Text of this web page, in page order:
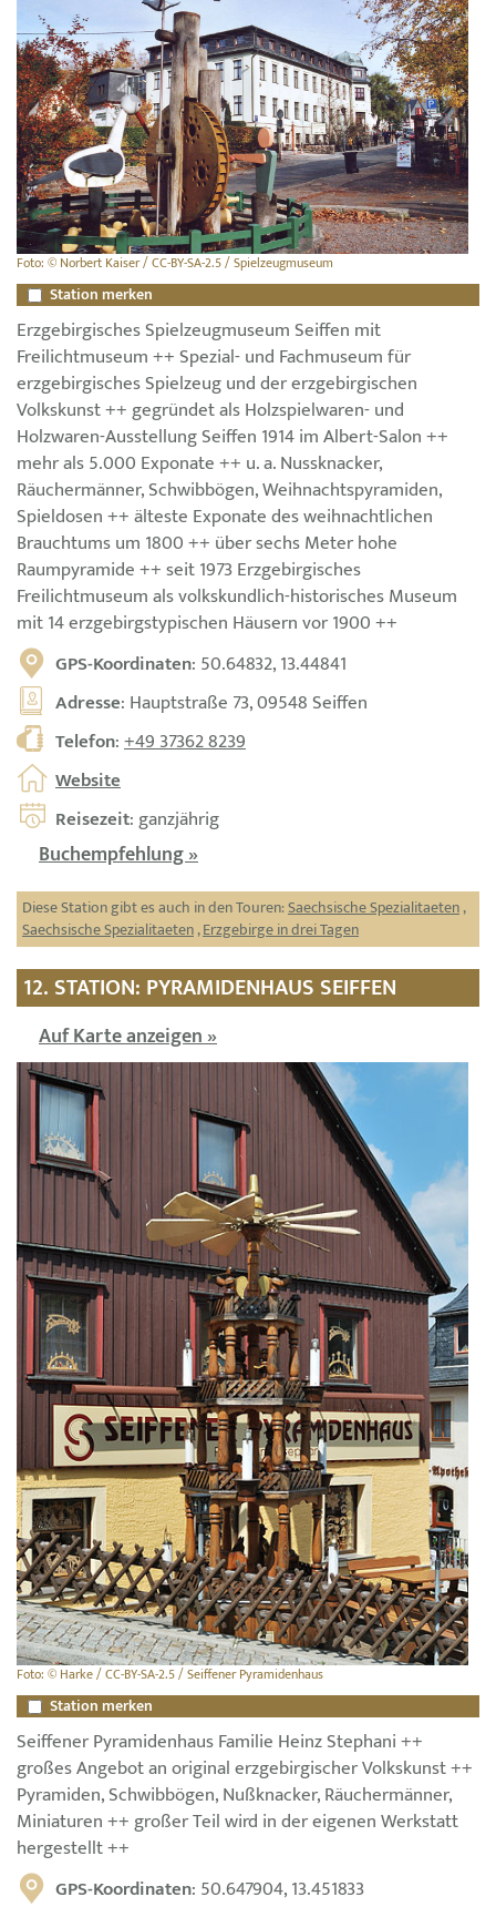
Foto: © Norbert Kaiser / CC-BY-SA-2.5 / Spielzeugmuseum
Station merken
Erzgebirgisches Spielzeugmuseum Seiffen mit
Freilichtmuseum ++ Spezial- und Fachmuseum für
erzgebirgisches Spielzeug und der erzgebirgischen
Volkskunst ++ gegründet als Holzspielwaren- und
Holzwaren-Ausstellung Seiffen 1914 im Albert-Salon ++
mehr als 5.000 Exponate ++ u. a. Nussknacker,
Räuchermänner, Schwibbögen, Weihnachtspyramiden,
Spieldosen ++ älteste Exponate des weihnachtlichen
Brauchtums um 1800 ++ über sechs Meter hohe
Raumpyramide ++ seit 1973 Erzgebirgisches
Freilichtmuseum als volkskundlich-historisches Museum
mit 14 erzgebirgstypischen Häusern vor 1900 ++
GPS-Koordinaten: 50.64832, 13.44841
Adresse: Hauptstraße 73, 09548 Seiffen
Telefon:+49 37362 8239
Website
Reisezeit: ganzjährig
Buchempfehlung »
Diese Station gibt es auch in den Touren:Saechsische Spezialitaeten,
Saechsische Spezialitaeten,Erzgebirge in drei Tagen
12. STATION: PYRAMIDENHAUS SEIFFEN
Auf Karte anzeigen »
Foto: © Harke / CC-BY-SA-2.5 / Seiffener Pyramidenhaus
Station merken
Seiffener Pyramidenhaus Familie Heinz Stephani ++
großes Angebot an original erzgebirgischer Volkskunst ++
Pyramiden, Schwibbögen, Nußknacker, Räuchermänner,
Miniaturen ++ großer Teil wird in der eigenen Werkstatt
hergestellt ++
GPS-Koordinaten: 50.647904, 13.451833